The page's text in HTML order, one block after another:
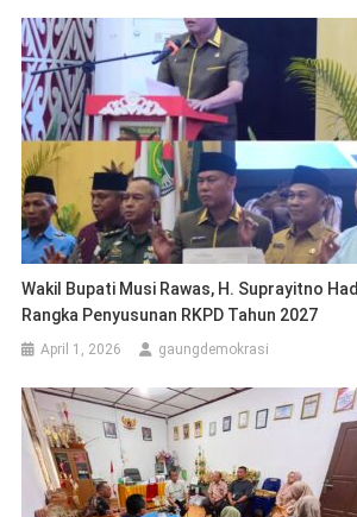
Wakil Bupati Musi Rawas, H. Suprayitno
Rangka Penyusunan RKPD Tahun 2027
April 1, 2026 gaungdemokrasi